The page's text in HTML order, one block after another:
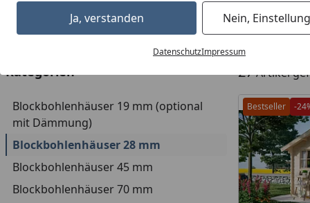
Ja, verstanden Nein,
DatenschutzImpressum
Preisspanne Serviceleistungen Angebote
Kategorien
Blockbohlenhäuser 19 mm (optional
mit Dämmung)
Blockbohlenhäuser 28 mm
Blockbohlenhäuser 45 mm
Blockbohlenhäuser 70 mm
27Artikel
Bestseller -